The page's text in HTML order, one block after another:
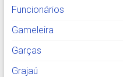
Funcionários
Gameleira
Garças
Grajaú